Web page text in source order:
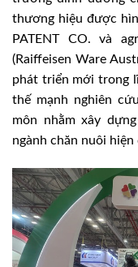
thương hiệu được
PATENT CO. và
(Raiffeisen Ware
phát triển mới trong
thế mạnh nghiên
môn nhằm xây
ngành chăn nuôi hiện